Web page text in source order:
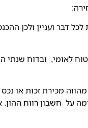
לכל דבר ועניין
לאומי, ובדוח שנתי
תוך 30 יום בצרוף תשלום מקדמה